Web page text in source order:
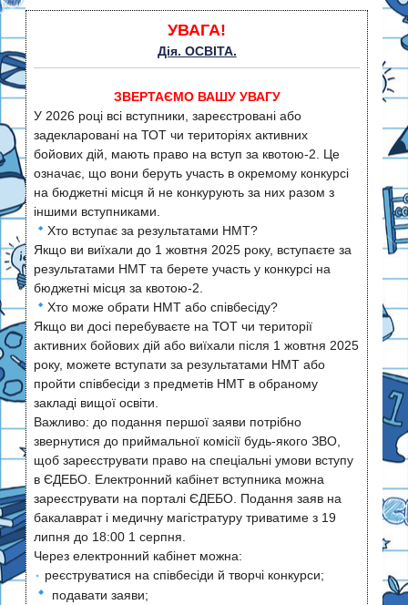
УВАГА!
Дія. ОСВІТА.
ЗВЕРТАЄМО ВАШУ УВАГУ
У 2026 році всі вступники, зареєстровані або
задекларовані на ТОТ чи територіях активних
бойових дій, мають право на вступ за квотою-2. Це
означає, що вони беруть участь в окремому конкурсі
на бюджетні місця й не конкурують за них разом з
іншими вступниками.
Хто вступає за результатами НМТ?
Якщо ви виїхали до 1 жовтня 2025 року, вступаєте за
результатами НМТ та берете участь у конкурсі на
бюджетні місця за квотою-2.
Хто може обрати НМТ або співбесіду?
Якщо ви досі перебуваєте на ТОТ чи території
активних бойових дій або виїхали після 1 жовтня 2025
року, можете вступати за результатами НМТ або
пройти співбесіди з предметів НМТ в обраному
закладі вищої освіти.
Важливо: до подання першої заяви потрібно
звернутися до приймальної комісії будь-якого ЗВО,
щоб зареєструвати право на спеціальні умови вступу
в ЄДЕБО. Електронний кабінет вступника можна
зареєструвати на порталі ЄДЕБО. Подання заяв на
бакалаврат і медичну магістратуру триватиме з 19
липня до 18:00 1 серпня.
Через електронний кабінет можна:
реєструватися на співбесіди й творчі конкурси;
подавати заяви;